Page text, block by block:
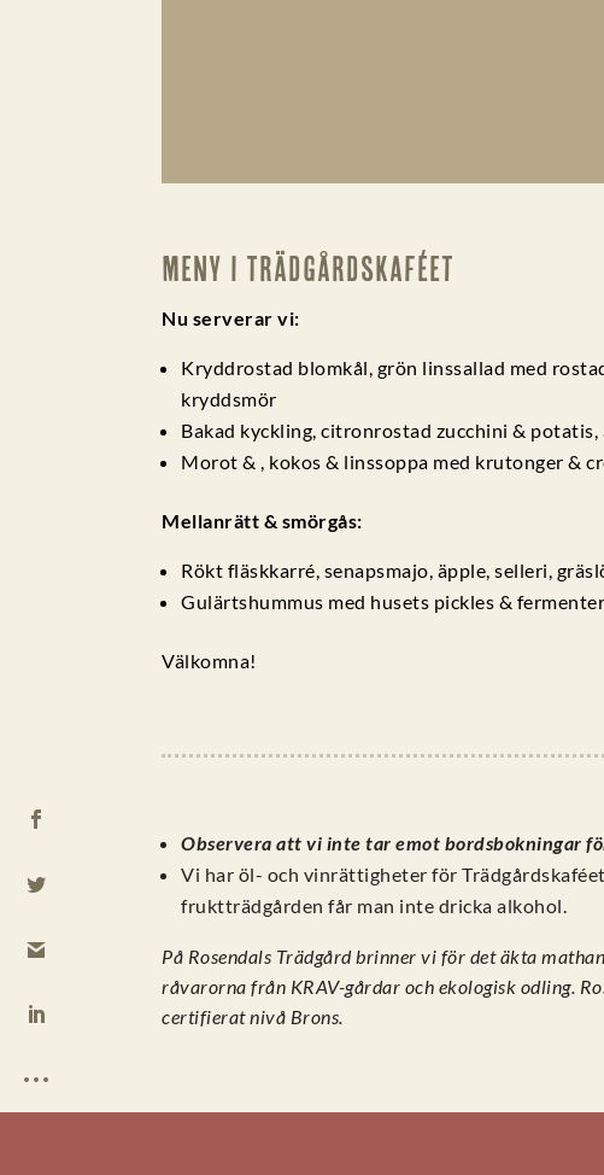
Meny i Trädgårdskaféet
Nu serverar vi:
Kryddrostad blomkål, grön linssallad med
kryddsmör
Bakad kyckling, citronrostad zucchini & potatis,
Morot & , kokos & linssoppa med krutonger &
Mellanrätt & smörgås:
Rökt fläskkarré, senapsmajo, äpple, selleri,
Gulärtshummus med husets pickles &
Välkomna!
Observera att vi inte tar emot bordsbokningar
Vi har öl- och vinrättigheter för
fruktträdgården får man inte dricka alkohol.
På Rosendals Trädgård brinner vi för det äkta
råvarorna från KRAV-gårdar och ekologisk odling.
certifierat nivå Brons.